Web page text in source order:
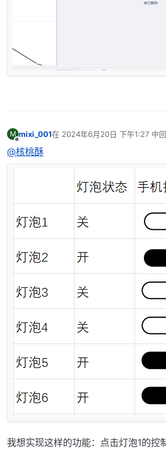
M mixi_001在 2024年6月20日 下午1:27 中
最后由 编辑
@核桃酥
我想实现这样的功能：点击灯泡1的控